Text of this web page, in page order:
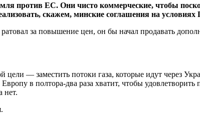
против ЕС. Они чисто коммерческие, чтобы
скажем, минские соглашения на условиях
за повышение цен, он бы начал продавать
— заместить потоки газа, которые идут через
в полтора-два раза хватит, чтобы
нет.